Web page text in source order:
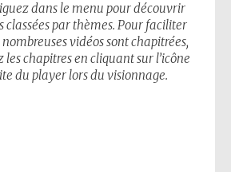
dans le menu pour découvrir
classées par thèmes. Pour faciliter
vidéos sont chapitrées,
les chapitres en cliquant sur l’icône
du player lors du visionnage.